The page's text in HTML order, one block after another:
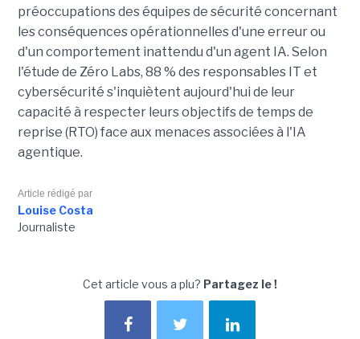
préoccupations des équipes de sécurité concernant
les conséquences opérationnelles d'une erreur ou
d'un comportement inattendu d'un agent IA. Selon
l'étude de Zéro Labs, 88 % des responsables IT et
cybersécurité s'inquiètent aujourd'hui de leur
capacité à respecter leurs objectifs de temps de
reprise (RTO) face aux menaces associées à l'IA
agentique.
Article rédigé par
Louise Costa
Journaliste
Cet article vous a plu? Partagez le !